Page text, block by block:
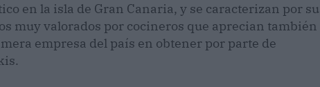
en la isla de Gran Canaria, y se caracterizan por su
muy valorados por cocineros que aprecian también
empresa del país en obtener por parte de